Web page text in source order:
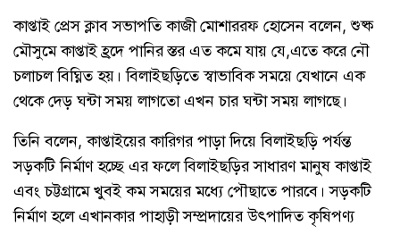
কাপ্তাই প্রেস ক্লাব সভাপতি কাজী মোশাররফ হোসেন বলেন, শুষ্ক
মৌসুমে কাপ্তাই হ্রদে পানির স্তর এত কমে যায় যে,এতে করে নৌ
চলাচল বিঘ্নিত হয়। বিলাইছড়িতে স্বাভাবিক সময়ে যেখানে এক
থেকে দেড় ঘন্টা সময় লাগতো এখন চার ঘন্টা সময় লাগছে।
তিনি বলেন, কাপ্তাইয়ের কারিগর পাড়া দিয়ে বিলাইছড়ি পর্যন্ত
সড়কটি নির্মাণ হচ্ছে এর ফলে বিলাইছড়ির সাধারণ মানুষ কাপ্তাই
এবং চট্টগ্রামে খুবই কম সময়ের মধ্যে পৌছাতে পারবে। সড়কটি
নির্মাণ হলে এখানকার পাহাড়ী সম্প্রদায়ের উৎপাদিত কৃষিপণ্য